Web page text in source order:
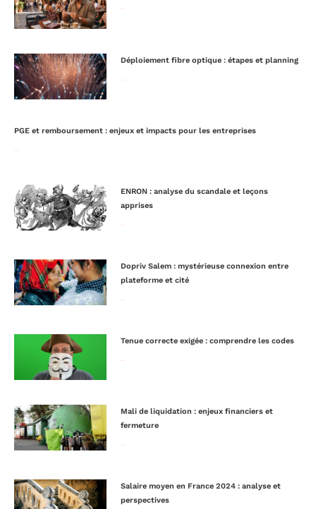
Déploiement fibre optique : étapes et planning
PGE et remboursement : enjeux et impacts pour les entreprises
ENRON : analyse du scandale et leçons
apprises
Dopriv Salem : mystérieuse connexion entre
plateforme et cité
Tenue correcte exigée : comprendre les codes
Mali de liquidation : enjeux financiers et
fermeture
Salaire moyen en France 2024 : analyse et
perspectives